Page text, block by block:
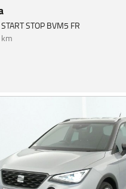
STOP BVM5 FR